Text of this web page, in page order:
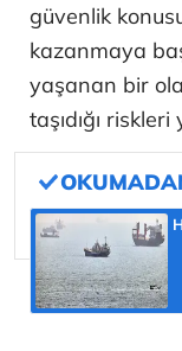
güvenlik
kazanmaya
yaşanan bir
taşıdığı